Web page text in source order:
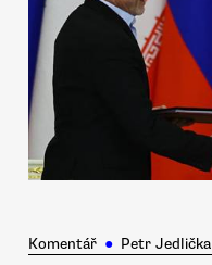
Komentář ● Petr Jedlička